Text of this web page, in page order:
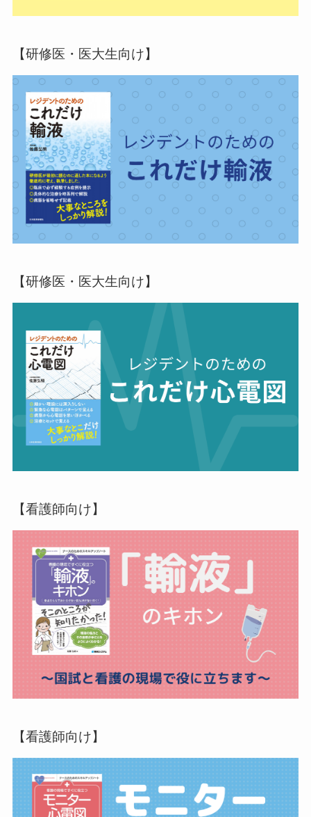
【研修医・医大生向け】
【研修医・医大生向け】
【看護師向け】
【看護師向け】